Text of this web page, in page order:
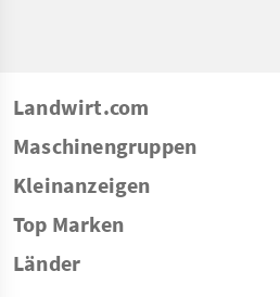
Landwirt.com
Maschinengruppen
Kleinanzeigen
Top Marken
Länder